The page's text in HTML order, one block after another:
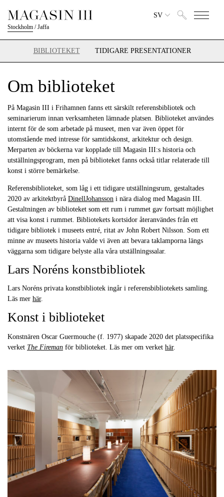
Stockholm /Jaffa
SV
BIBLIOTEKET TIDIGARE PRESENTATIONER
Om biblioteket
På Magasin III i Frihamnen fanns ett särskilt referensbibliotek och
seminarierum innan verksamheten lämnade platsen. Biblioteket användes
internt för de som arbetade på museet, men var även öppet för
utomstående med intresse för samtidskonst, arkitektur och design.
Merparten av böckerna var kopplade till Magasin III:s historia och
utställningsprogram, men på biblioteket fanns också titlar relaterade till
konst i större bemärkelse.
Referensbiblioteket, som låg i ett tidigare utställningsrum, gestaltades
2020 av arkitektbyrå DinellJohansson i nära dialog med Magasin III.
Gestaltningen av biblioteket som ett rum i rummet gav fortsatt möjlighet
att visa konst i rummet. Bibliotekets kortsidor återanvändes från ett
tidigare bibliotek i museets entré, ritat av John Robert Nilsson. Som ett
minne av museets historia valde vi även att bevara taklamporna längs
väggarna som tidigare belyste alla våra utställningssalar.
Lars Noréns konstbibliotek
Lars Noréns privata konstbibliotek ingår i referensbibliotekets samling.
Läs mer här.
Konst i biblioteket
Konstnären Oscar Guermouche (f. 1977) skapade 2020 det platsspecifika
verket The Fireman för biblioteket. Läs mer om verket här.